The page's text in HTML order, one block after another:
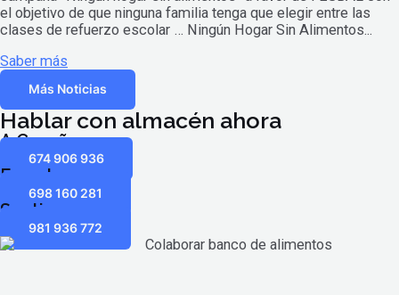
el objetivo de que ninguna familia tenga que elegir entre las
clases de refuerzo escolar … Ningún Hogar Sin Alimentos...
Saber más
Más Noticias
Hablar con almacén ahora
A Coruña
674 906 936
Ferrol
698 160 281
Santiago
981 936 772